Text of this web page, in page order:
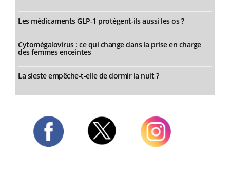
Les médicaments GLP-1 protègent-ils aussi les os ?
Cytomégalovirus : ce qui change dans la prise en charge
des femmes enceintes
La sieste empêche-t-elle de dormir la nuit ?